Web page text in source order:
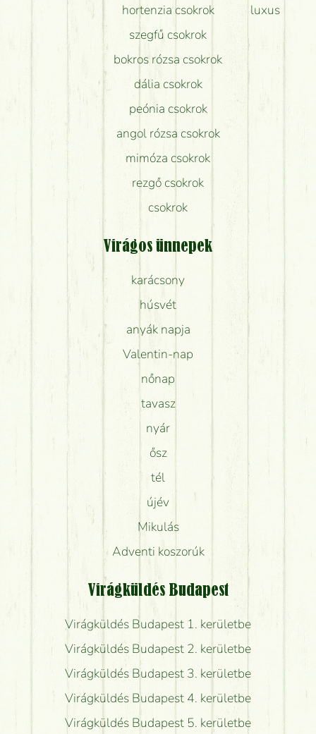
hortenzia csokrok
szegfű csokrok
bokros rózsa csokrok
dália csokrok
peónia csokrok
angol rózsa csokrok
mimóza csokrok
rezgő csokrok
csokrok
luxus
Virágos ünnepek
karácsony
húsvét
anyák napja
Valentin-nap
nőnap
tavasz
nyár
ősz
tél
újév
Mikulás
Adventi koszorúk
Virágküldés Budapest
Virágküldés Budapest 1. kerületbe
Virágküldés Budapest 2. kerületbe
Virágküldés Budapest 3. kerületbe
Virágküldés Budapest 4. kerületbe
Virágküldés Budapest 5. kerületbe